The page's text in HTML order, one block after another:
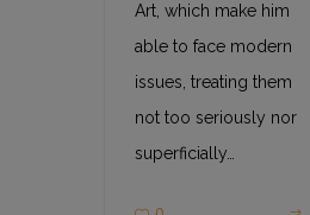
Art, which make him
able to face modern
issues, treating them
not too seriously nor
superficially…